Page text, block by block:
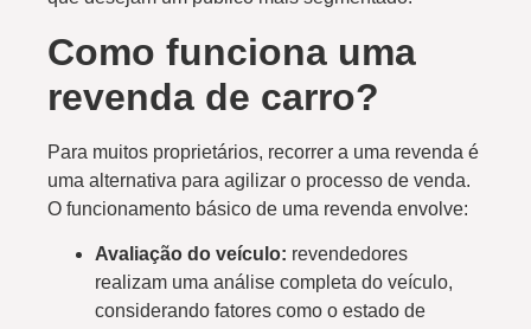
Como funciona uma
revenda de carro?
Para muitos proprietários, recorrer a uma revenda é
uma alternativa para agilizar o processo de venda.
O funcionamento básico de uma revenda envolve:
Avaliação do veículo: revendedores
realizam uma análise completa do veículo,
considerando fatores como o estado de